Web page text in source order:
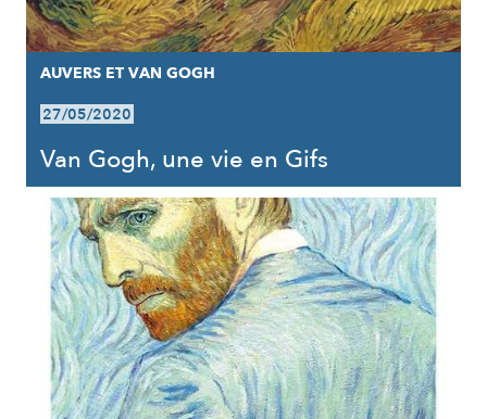
AUVERS ET VAN GOGH
27/05/2020
Van Gogh, une vie en Gifs